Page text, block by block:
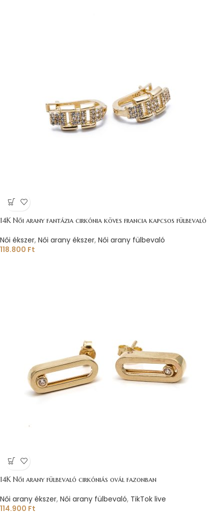
14K Női arany fantázia cirkónia köves francia kapcsos fülbevaló
Női ékszer, Női arany ékszer, Női arany fülbevaló
118.800 Ft
14K Női arany fülbevaló cirkóniás ovál fazonban
Női arany ékszer, Női arany fülbevaló, TikTok live
114.900 Ft